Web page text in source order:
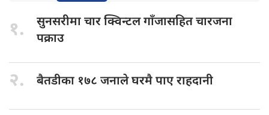
१. सुनसरीमा चारक्विन्टल गाँजासहित चारजना
पक्राउ
२. बैतडीका १७८ जनाले घरमै पाए राहदानी